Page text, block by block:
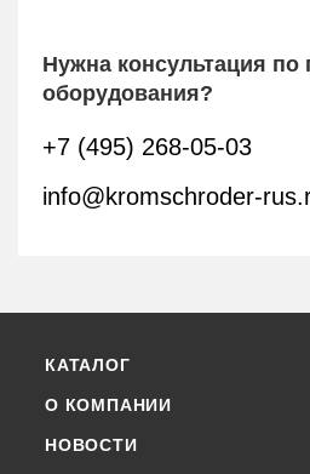
Нужна консультация по
оборудования?
+7 (495) 268-05-03
info@kromschroder-
КАТАЛОГ
О КОМПАНИИ
НОВОСТИ